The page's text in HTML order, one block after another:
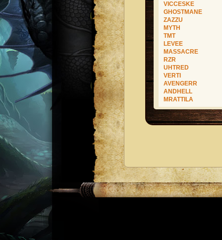
VICCESKE
GHOSTMANE
ZAZZU
MYTH
TMT
LEVEE
MASSACRE
RZR
UHTRED
VERTI
AVENGERR
ANDHELL
MRATTILA